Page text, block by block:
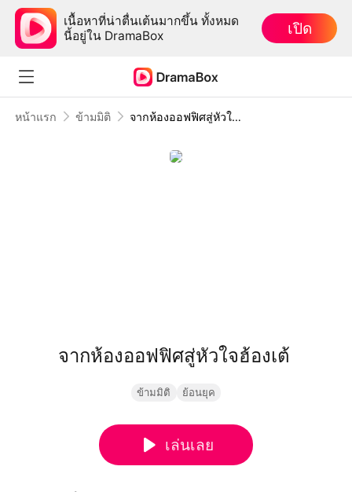
เนื้อหาที่น่าตื่นเต้นมากขึ้น ทั้งหมด
นี้อยู่ใน DramaBox
เปิด
หน้าแรก ข้ามมิติ จากห้องออฟฟิศสู่หัวใจฮ้องเต้
จากห้องออฟฟิศสู่หัวใจฮ้องเต้
ข้ามมิติ ย้อนยุค
เล่นเลย